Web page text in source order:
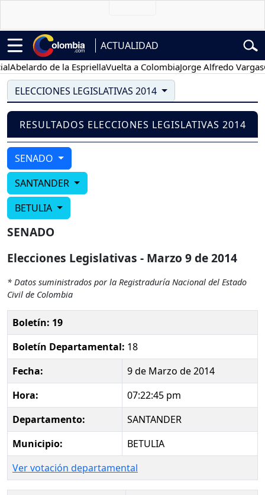
ACTUALIDAD
Abelardo de la EspriellaVuelta a ColombiaJorge Alfredo Vargas
ELECCIONES LEGISLATIVAS 2014
RESULTADOS ELECCIONES LEGISLATIVAS 2014
SENADO
SANTANDER
BETULIA
SENADO
Elecciones Legislativas - Marzo 9 de 2014
* Datos suministrados por la Registraduría Nacional del Estado
Civil de Colombia
Boletín: 19
Boletín Departamental: 18
Fecha:
9 de Marzo de 2014
Hora:
07:22:45 pm
Departamento:
SANTANDER
Municipio:
BETULIA
Ver votación departamental